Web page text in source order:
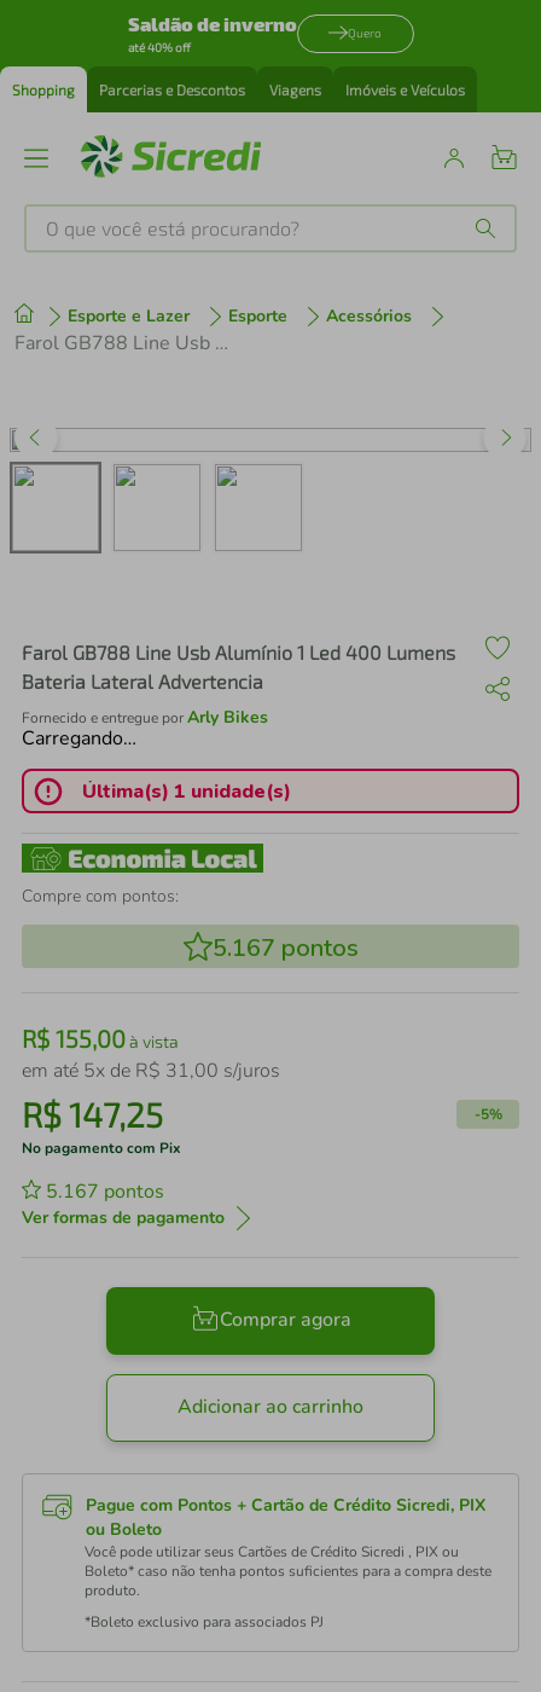
Saldão de inverno
até 40% off
Quero
Shopping Parcerias e Descontos Viagens Imóveis e Veículos
O que você está procurando?
Esporte e Lazer Esporte Acessórios
Farol GB788 Line Usb Alumínio 1 Led 400 Lumens Bateria Lateral Advertencia
Farol GB788 Line Usb Alumínio 1 Led 400 Lumens
Bateria Lateral Advertencia
Fornecido e entregue porArly Bikes
Carregando…
Última(s) 1 unidade(s)
Compre com pontos:
5.167 pontos
R$ 155,00à vista
em até 5x de R$ 31,00 s/juros
R$147,25 -5%
No pagamento com Pix
5.167 pontos
Ver formas de pagamento
Comprar agora
Adicionar ao carrinho
Pague com Pontos + Cartão de Crédito Sicredi, PIX
ou Boleto
Você pode utilizar seus Cartões de Crédito Sicredi , PIX ou
Boleto* caso não tenha pontos suficientes para a compra deste
produto.
*Boleto exclusivo para associados PJ
1º tenis
perfume